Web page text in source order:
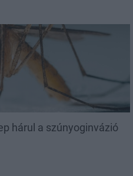
hárul a szúnyoginvázió